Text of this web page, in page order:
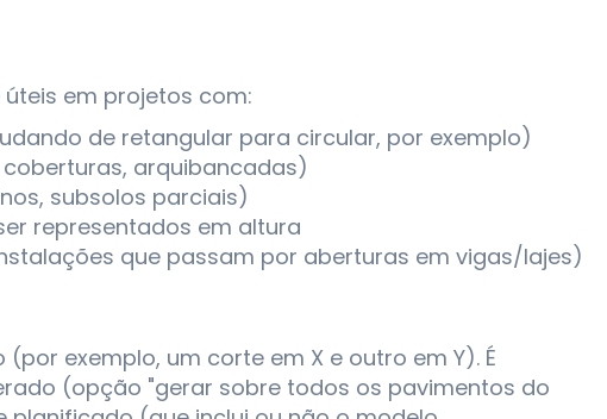
em projetos com:
de retangular para circular, por exemplo)
arquibancadas)
subsolos parciais)
representados em altura
que passam por aberturas em vigas/lajes)
exemplo, um corte em X e outro em Y). É
(opção "gerar sobre todos os pavimentos do